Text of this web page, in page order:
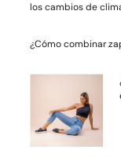
los cambios de
¿Cómo combinar